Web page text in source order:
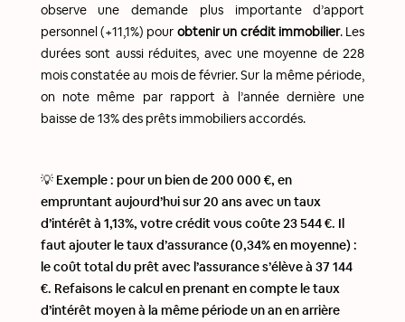
observe une demande plus importante d’apport
personnel (+11,1%) pour obtenir un crédit immobilier. Les
durées sont aussi réduites, avec une moyenne de 228
mois constatée au mois de février. Sur la même période,
on note même par rapport à l’année dernière une
baisse de 13% des prêts immobiliers accordés.
💡 Exemple : pour un bien de 200 000 €, en
empruntant aujourd’hui sur 20 ans avec un taux
d’intérêt à 1,13%, votre crédit vous coûte 23 544 €. Il
faut ajouter le taux d’assurance (0,34% en moyenne) :
le coût total du prêt avec l’assurance s’élève à 37 144
€. Refaisons le calcul en prenant en compte le taux
d’intérêt moyen à la même période un an en arrière